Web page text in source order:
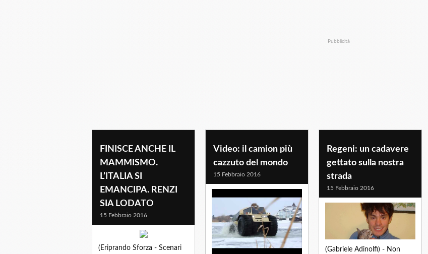
Pubblicità
FINISCE ANCHE IL
MAMMISMO.
L’ITALIA SI
EMANCIPA. RENZI
SIA LODATO
15 Febbraio 2016
(Eriprando Sforza - Scenari
Video: il camion più
cazzuto del mondo
15 Febbraio 2016
Regeni: un cadavere
gettato sulla nostra
strada
15 Febbraio 2016
(Gabriele Adinolfi) - Non